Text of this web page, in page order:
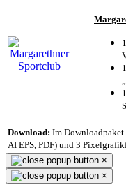
Download: Im Downloadpaket
AI EPS, PDF) und 3
×
×